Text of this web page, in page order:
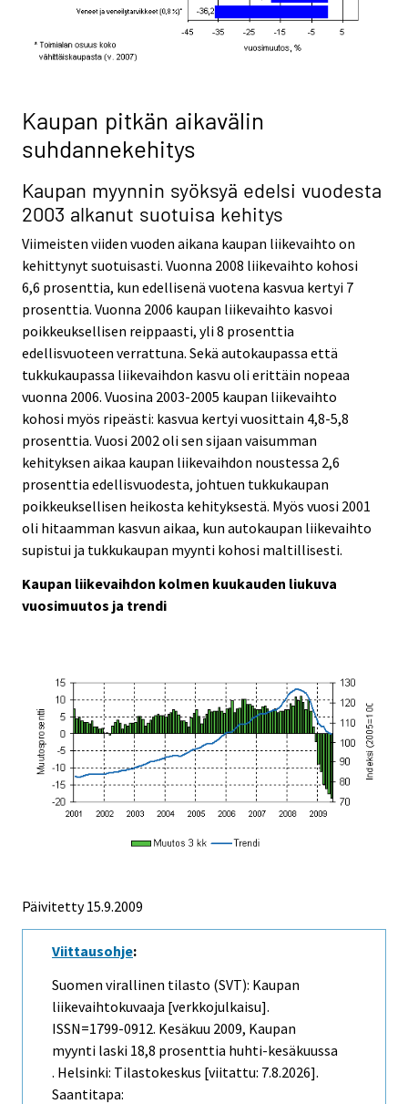
Kaupan pitkän aikavälin
suhdannekehitys
Kaupan myynnin syöksyä edelsi vuodesta
2003 alkanut suotuisa kehitys
Viimeisten viiden vuoden aikana kaupan liikevaihto on
kehittynyt suotuisasti. Vuonna 2008 liikevaihto kohosi
6,6 prosenttia, kun edellisenä vuotena kasvua kertyi 7
prosenttia. Vuonna 2006 kaupan liikevaihto kasvoi
poikkeuksellisen reippaasti, yli 8 prosenttia
edellisvuoteen verrattuna. Sekä autokaupassa että
tukkukaupassa liikevaihdon kasvu oli erittäin nopeaa
vuonna 2006. Vuosina 2003-2005 kaupan liikevaihto
kohosi myös ripeästi: kasvua kertyi vuosittain 4,8-5,8
prosenttia. Vuosi 2002 oli sen sijaan vaisumman
kehityksen aikaa kaupan liikevaihdon noustessa 2,6
prosenttia edellisvuodesta, johtuen tukkukaupan
poikkeuksellisen heikosta kehityksestä. Myös vuosi 2001
oli hitaamman kasvun aikaa, kun autokaupan liikevaihto
supistui ja tukkukaupan myynti kohosi maltillisesti.
Kaupan liikevaihdon kolmen kuukauden liukuva
vuosimuutos ja trendi
Päivitetty15.9.2009
Viittausohje:
Suomen virallinen tilasto (SVT): Kaupan
liikevaihtokuvaaja [verkkojulkaisu].
ISSN=1799-0912. Kesäkuu 2009, Kaupan
myynti laski 18,8 prosenttia huhti-kesäkuussa
. Helsinki: Tilastokeskus [viitattu: 7.8.2026].
Saantitapa: